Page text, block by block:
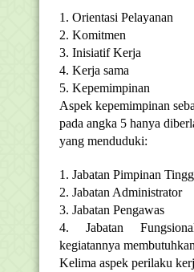
1. Orientasi Pelayanan
2. Komitmen
3. Inisiatif Kerja
4. Kerja sama
5. Kepemimpinan
Aspek kepemimpinan
pada angka 5 hanya
yang menduduki:
1. Jabatan Pimpinan
2. Jabatan Administrator
3. Jabatan Pengawas
4. Jabatan
kegiatannya
Kelima aspek perilaku